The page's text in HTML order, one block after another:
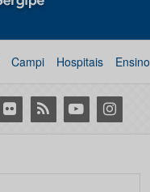
Campi Hospitais Ensino
Flickr RSS YoutubeInstagram